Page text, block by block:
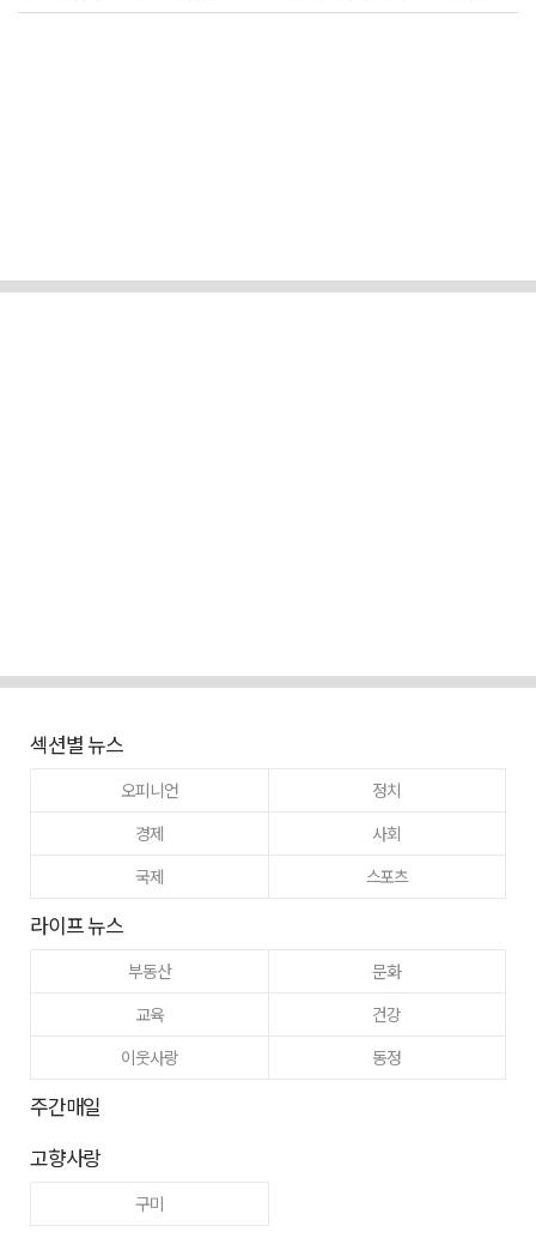
섹션별 뉴스
오피니언
정치
경제
사회
국제
스포츠
라이프 뉴스
부동산
문화
교육
건강
이웃사랑
동정
주간매일
고향사랑
구미